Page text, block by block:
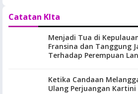
Catatan KIta
Menjadi Tua di
Fransina dan Tanggung
Terhadap Perempuan
Ketika Candaan
Ulang Perjuangan Kartini